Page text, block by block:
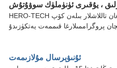
HERO-TECH توڭلاتقۇلىرى ئېنېرگىيە تېجەيدىغان تاللاشلار بىلەن كۆپ
ئۇنىۋېرسال مۇلازىمەت